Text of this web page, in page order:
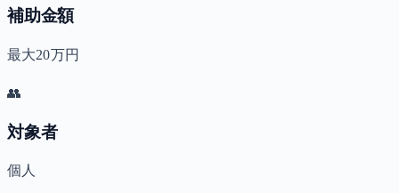
補助金額
最大20万円
👥
対象者
個人